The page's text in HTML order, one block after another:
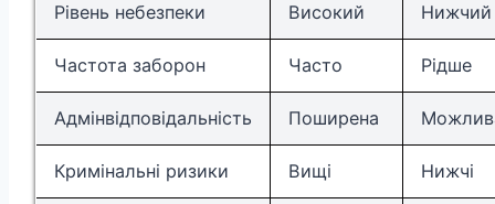
Рівень небезпеки Високий Нижчий
Частота заборон Часто Рідше
Адмінвідповідальність Поширена
Кримінальні ризики Вищі Нижчі